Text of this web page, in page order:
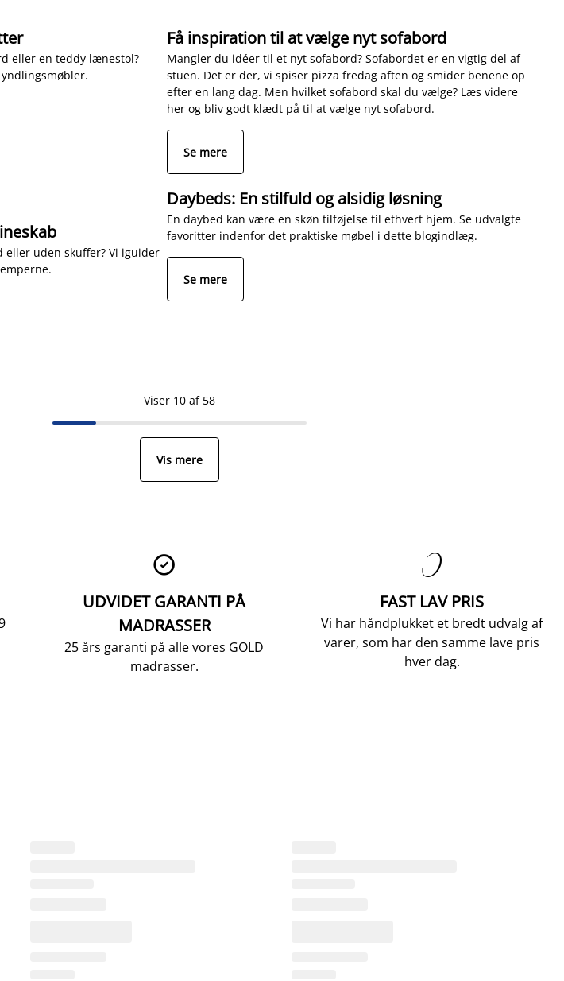
eller en teddy lænestol?
Få inspiration til at vælge nyt sofabord
Mangler du idéer til et nyt sofabord? Sofabordet er en vigtig del af
stuen. Det er der, vi spiser pizza fredag aften og smider benene op
efter en lang dag. Men hvilket sofabord skal du vælge? Læs videre
her og bliv godt klædt på til at vælge nyt sofabord.
Se mere
eller uden skuffer? Vi iguider
Daybeds: En stilfuld og alsidig løsning
En daybed kan være en skøn tilføjelse til ethvert hjem. Se udvalgte
favoritter indenfor det praktiske møbel i dette blogindlæg.
Se mere
Viser 10 af 58
Vis mere

UDVIDET GARANTI PÅ
MADRASSER
25 års garanti på alle vores GOLD
madrasser.

FAST LAV PRIS
Vi har håndplukket et bredt udvalg af
varer, som har den samme lave pris
hver dag.